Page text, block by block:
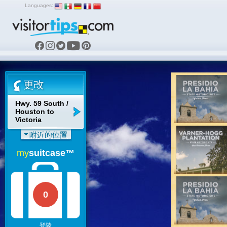
Languages:
Hwy. 59 South /
Houston to
Victoria
mysuitcase™
0
登陸